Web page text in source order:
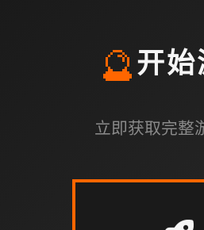
🔮开始
立即获取完整